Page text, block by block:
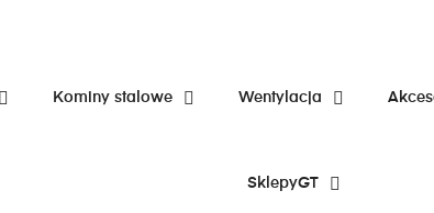
Kominy stalowe Wentylacja
SklepyGT